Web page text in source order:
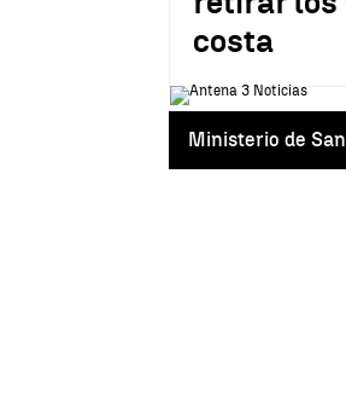
costa
Ministerio de